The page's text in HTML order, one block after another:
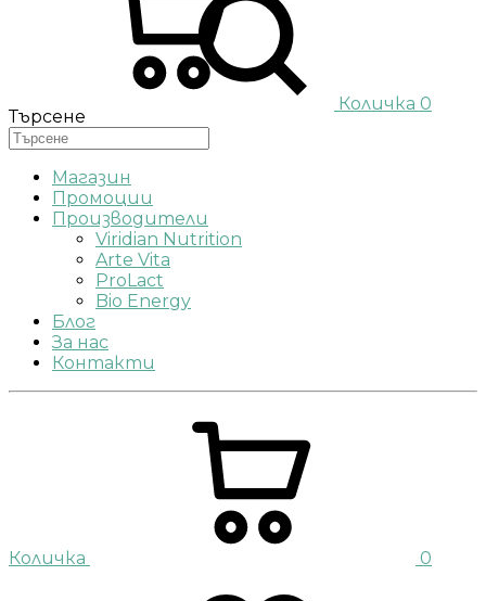
Количка 0
Търсене
Магазин
Промоции
Производители
Viridian Nutrition
Arte Vita
ProLact
Bio Energy
Блог
За нас
Контакти
Количка 0